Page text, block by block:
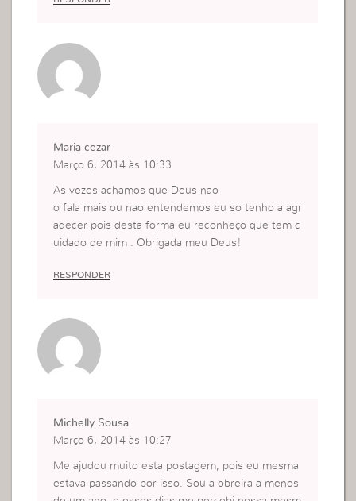
Maria cezar
Março 6, 2014 às 10:33
As vezes achamos que Deus nao
o fala mais ou nao entendemos eu so tenho a agr
adecer pois desta forma eu reconheço que tem c
uidado de mim . Obrigada meu Deus!
RESPONDER
Michelly Sousa
Março 6, 2014 às 10:27
Me ajudou muito esta postagem, pois eu mesma
estava passando por isso. Sou a obreira a menos